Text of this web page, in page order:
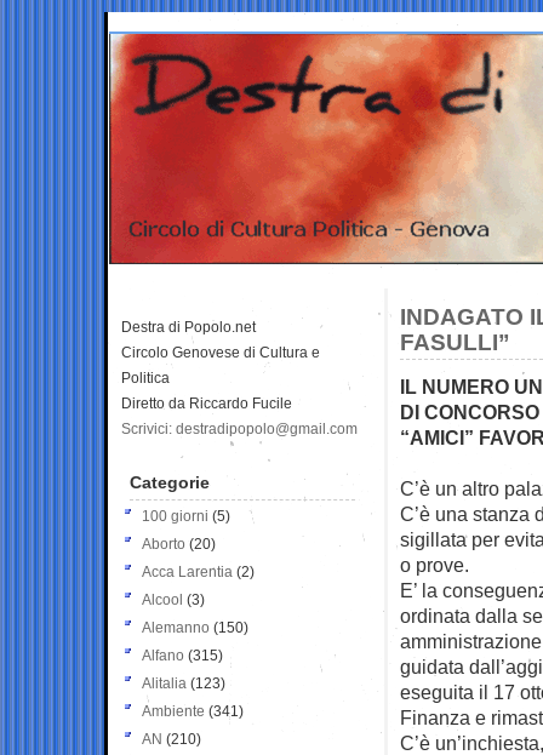
INDAGATO
FASULLI”
IL NUMERO
DI
“AMICI”
C’è un altro
C’è una stanza
sigillata per
o prove.
E’ la
ordinata dalla
guidata
eseguita il 17
Finanza e
C’è
Destra di Popolo.net
Circolo Genovese di Cultura e
Politica
Diretto da Riccardo Fucile
Scrivici: destradipopolo@gmail.com
Categorie
100 giorni (5)
Aborto (20)
Acca Larentia (2)
Alcool (3)
Alemanno (150)
Alfano (315)
Alitalia (123)
Ambiente (341)
AN (210)